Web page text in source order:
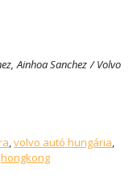
Ainhoa Sanchez / Volvo
,volvo autó hungária,
hongkong